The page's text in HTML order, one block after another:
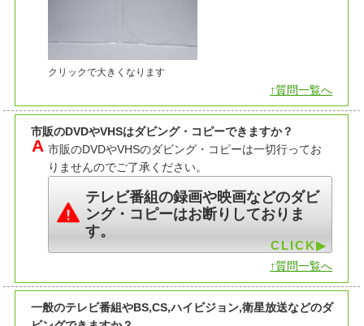
クリックで大きくなります
↑質問一覧へ
市販のDVDやVHSはダビング・コピーできますか？
市販のDVDやVHSのダビング・コピーは一切行ってお
りませんのでご了承ください。
テレビ番組の録画や映画などのダビ
ング・コピーはお断りしておりま
す。
↑質問一覧へ
一般のテレビ番組やBS,CS,ハイビジョン,衛星放送などのダ